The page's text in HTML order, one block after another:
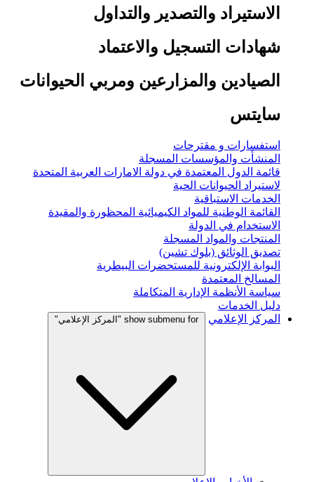
الاستيراد والتصدير والتداول
شهادات التسجيل والاعتماد
الصيادين والمزارعين ومربي الحيوانات
سايتس
استفسارات و مقترحات
المنشأت والمؤسسات المسجلة
قائمة الدول المعتمدة في دولة الامارات العربية المتحدة
لاستيراد الحيوانات الحية
الخدمات الاستباقية
القائمة الوطنية للمواد الكيميائية المحظورة والمقيدة
الاستخدام في الدولة
المنتجات والمواد المسجلة
تصديق الوثائق (بلوك تشين)
البوابة الإلكترونية للمستحضرات البيطرية
المسالخ المعتمدة
سياسة الأنظمة الإدارية المتكاملة
دليل الخدمات
المركز الإعلامي
show submenu for "المركز الإعلامي"